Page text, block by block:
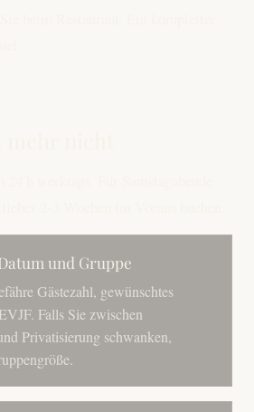
und Gruppe
Gästezahl, gewünschtes
Falls Sie zwischen
Privatisierung schwanken,